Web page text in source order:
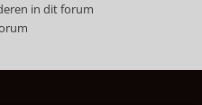
in dit forum